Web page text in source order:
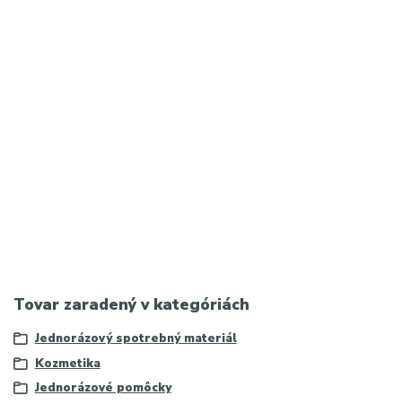
Tovar zaradený v kategóriách
Jednorázový spotrebný materiál
Kozmetika
Jednorázové pomôcky